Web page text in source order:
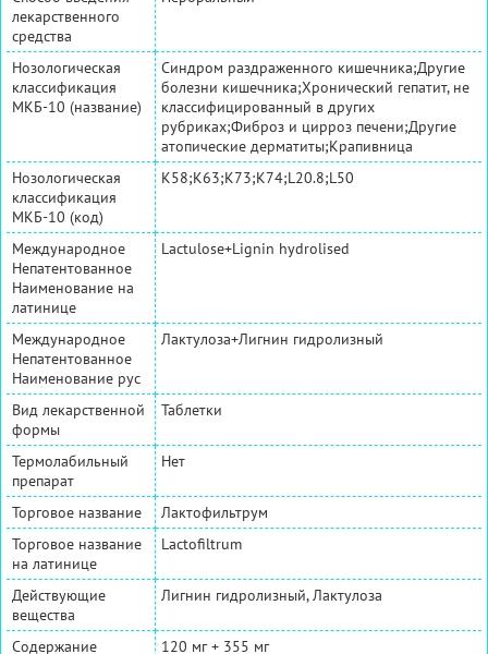
лекарственного
средства
Нозологическая
классификация
МКБ-10 (название)
Синдром раздраженного кишечника;Другие
болезни кишечника;Хронический гепатит, не
классифицированный в других
рубриках;Фиброз и цирроз печени;Другие
атопические дерматиты;Крапивница
Нозологическая
классификация
МКБ-10 (код)
K58;K63;K73;K74;L20.8;L50
Международное
Непатентованное
Наименование на
латинице
Lactulose+Lignin hydrolised
Международное
Непатентованное
Наименование рус
Лактулоза+Лигнин гидролизный
Вид лекарственной
формы
Таблетки
Термолабильный
препарат
Нет
Торговое название
Лактофильтрум
Торговое название
на латинице
Lactofiltrum
Действующие
вещества
Лигнин гидролизный, Лактулоза
Содержание
120 мг + 355 мг